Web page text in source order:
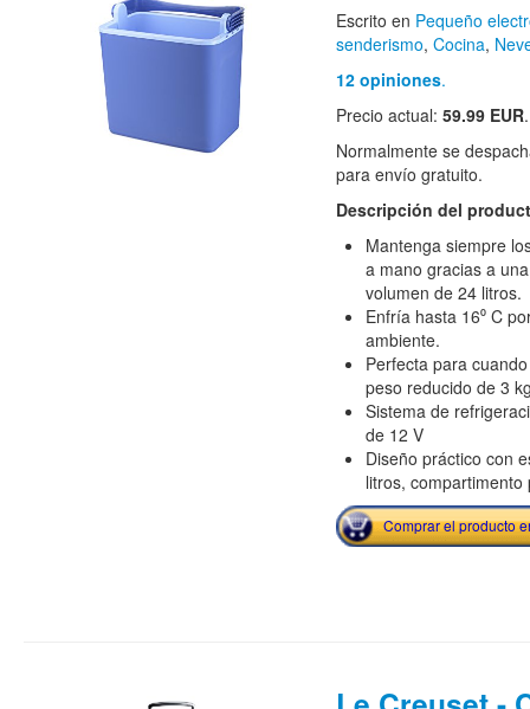
Escrito en Pequeño
senderismo, Cocina,
12 opiniones.
Precio actual: 59.99 EUR
Normalmente se
para envío gratuito.
Descripción del
Mantenga siempre
a mano gracias a
volumen de 24 litros.
Enfría hasta 16⁰ C
ambiente.
Perfecta para
peso reducido de 3
Sistema de
de 12 V
Diseño práctico con
litros,
Comprar el producto